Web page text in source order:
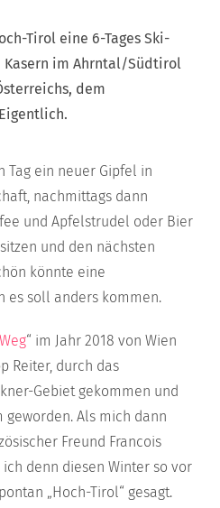
Tirol eine 6-Tages Ski-
Kasern im Ahrntal/Südtirol
dem
Tag ein neuer Gipfel in
nachmittags dann
und Apfelstrudel oder Bier
und den nächsten
könnte eine
es soll anders kommen.
“ im Jahr 2018 von Wien
Reiter, durch das
Gebiet gekommen und
Als mich dann
Freund Francois
ich denn diesen Winter so vor
„Hoch-Tirol“ gesagt.